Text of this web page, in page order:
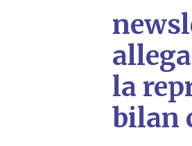
la
bilan